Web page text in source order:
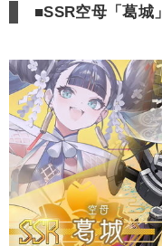
■SSR空母「葛城」